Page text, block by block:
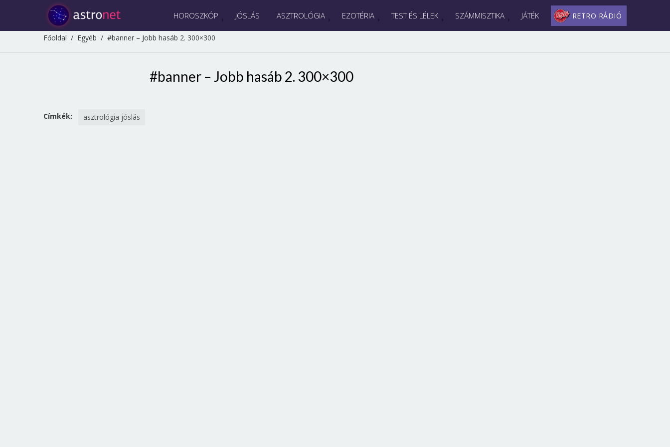
HOROSZKÓP JÓSLÁS ASZTROLÓGIA EZOTÉRIA TEST ÉS LÉLEK SZÁMMISZTIKA JÁTÉK RETRO RÁDIÓ
Főoldal / Egyéb / #banner – Jobb hasáb 2. 300×300
#banner – Jobb hasáb 2. 300×300
Címkék: asztrológia jóslás